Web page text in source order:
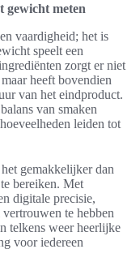
gewicht meten
vaardigheid; het is
speelt een
zorgt er niet
heeft bovendien
van het eindproduct.
van smaken
leiden tot
gemakkelijker dan
te bereiken. Met
digitale precisie,
te hebben
telkens weer heerlijke
voor iedereen